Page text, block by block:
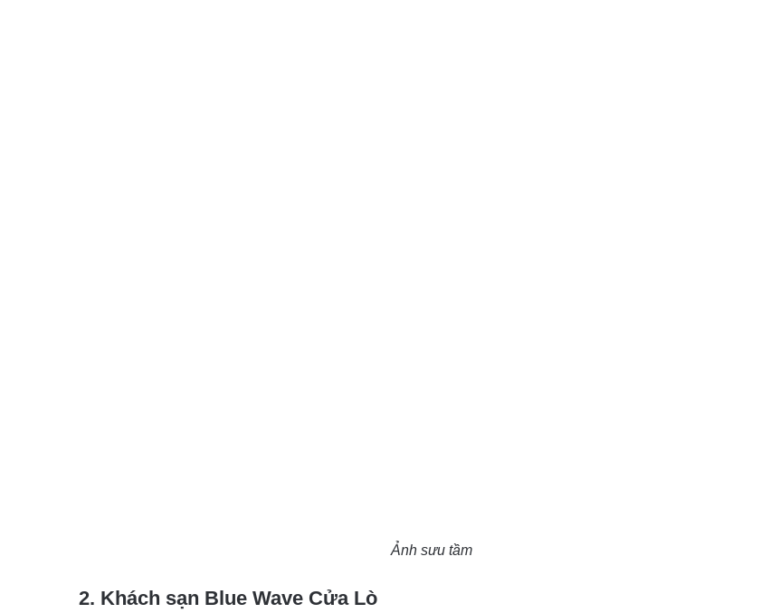
Ảnh sưu tầm
2. Khách sạn Blue Wave Cửa Lò